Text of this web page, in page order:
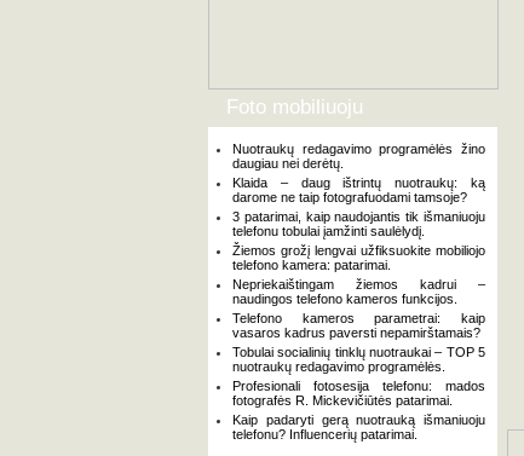
Foto mobiliuoju
Nuotraukų redagavimo programėlės žino
daugiau nei derėtų.
Klaida – daug ištrintų nuotraukų: ką
darome ne taip fotografuodami tamsoje?
3 patarimai, kaip naudojantis tik išmaniuoju
telefonu tobulai įamžinti saulėlydį.
Žiemos grožį lengvai užfiksuokite mobiliojo
telefono kamera: patarimai.
Nepriekaištingam žiemos kadrui –
naudingos telefono kameros funkcijos.
Telefono kameros parametrai: kaip
vasaros kadrus paversti nepamirštamais?
Tobulai socialinių tinklų nuotraukai – TOP 5
nuotraukų redagavimo programėlės.
Profesionali fotosesija telefonu: mados
fotografės R. Mickevičiūtės patarimai.
Kaip padaryti gerą nuotrauką išmaniuoju
telefonu? Influencerių patarimai.